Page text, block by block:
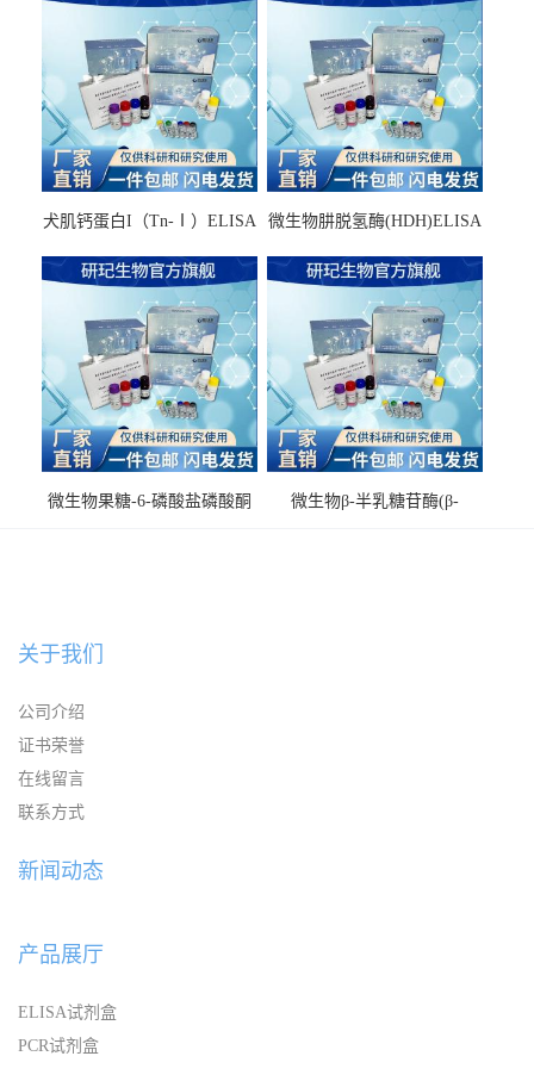
犬肌钙蛋白I（Tn-Ⅰ）ELISA
微生物肼脱氢酶(HDH)ELISA
微生物果糖-6-磷酸盐磷酸酮
微生物β-半乳糖苷酶(β-
关于我们
公司介绍
证书荣誉
在线留言
联系方式
新闻动态
产品展厅
ELISA试剂盒
PCR试剂盒